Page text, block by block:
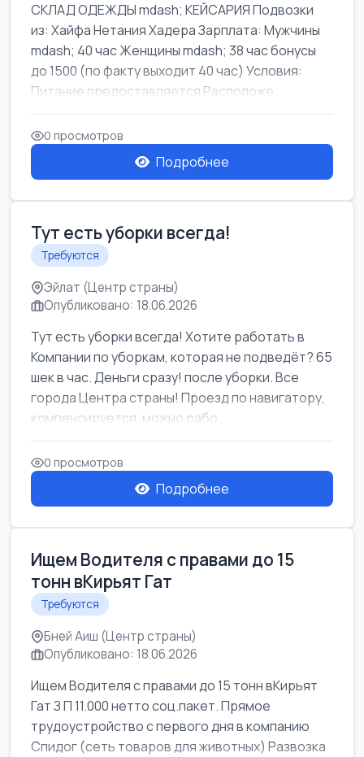
СКЛАД ОДЕЖДЫ mdash; КЕЙСАРИЯ Подвозки
из: Хайфа Нетания Хадера Зарплата: Мужчины
mdash; 40 час Женщины mdash; 38 час бонусы
до 1500 (по факту выходит 40 час) Условия:
Питание предоставляется Расположе...
0 просмотров
Подробнее
Тут есть уборки всегда!
Требуются
Эйлат (Центр страны)
Опубликовано: 18.06.2026
Тут есть уборки всегда! Хотите работать в
Компании по уборкам, которая не подведёт? 65
шек в час. Деньги сразу! после уборки. Все
города Центра страны! Проезд по навигатору,
компенсируется. можно рабо...
0 просмотров
Подробнее
Ищем Водителя с правами до 15
тонн вКирьят Гат
Требуются
Бней Аиш (Центр страны)
Опубликовано: 18.06.2026
Ищем Водителя с правами до 15 тонн вКирьят
Гат З П 11.000 нетто соц.пакет. Прямое
трудоустройство с первого дня в компанию
Спидог (сеть товаров для животных) Развозка